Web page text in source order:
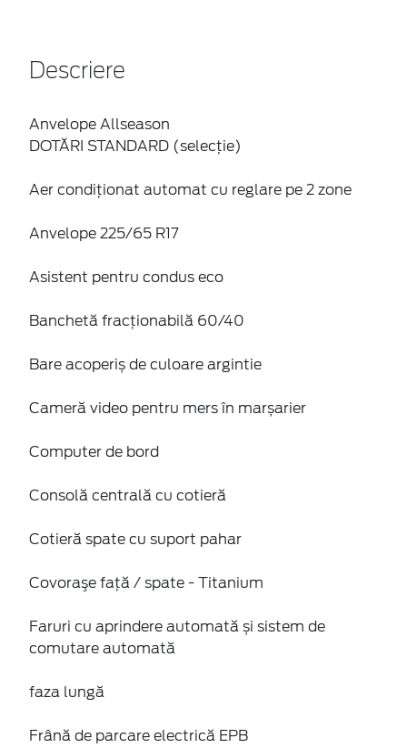
Descriere
Anvelope Allseason
DOTĂRI STANDARD (selecție)
Aer condiţionat automat cu reglare pe 2 zone
Anvelope 225/65 R17
Asistent pentru condus eco
Banchetă fracționabilă 60/40
Bare acoperiș de culoare argintie
Cameră video pentru mers în marșarier
Computer de bord
Consolă centrală cu cotieră
Cotieră spate cu suport pahar
Covoraşe faţă / spate - Titanium
Faruri cu aprindere automată și sistem de
comutare automată
faza lungă
Frână de parcare electrică EPB